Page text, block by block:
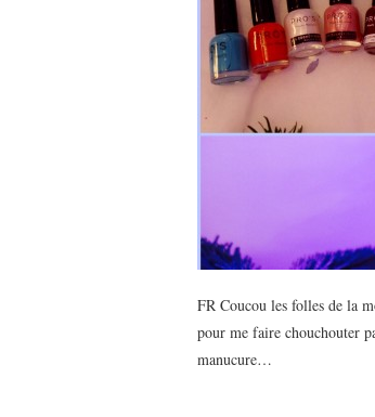
FR Coucou les folles de la
pour me faire chouchouter
manucure…